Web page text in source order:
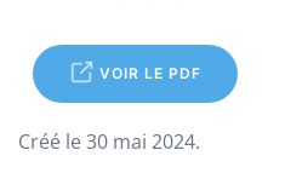
VOIR LE PDF
Créé le 30 mai 2024.